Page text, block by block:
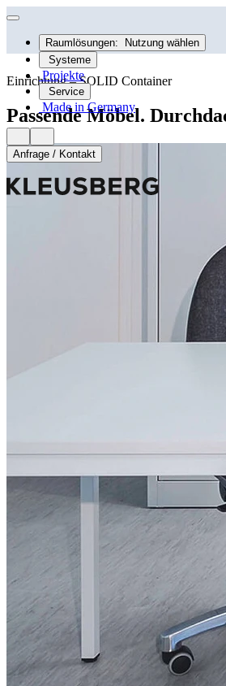
Raumlösungen:
Nutzung wählen
Systeme
Projekte
Service
Made in Germany
Anfrage / Kontakt
Einrichtung – SOLID Container
Passende Möbel.